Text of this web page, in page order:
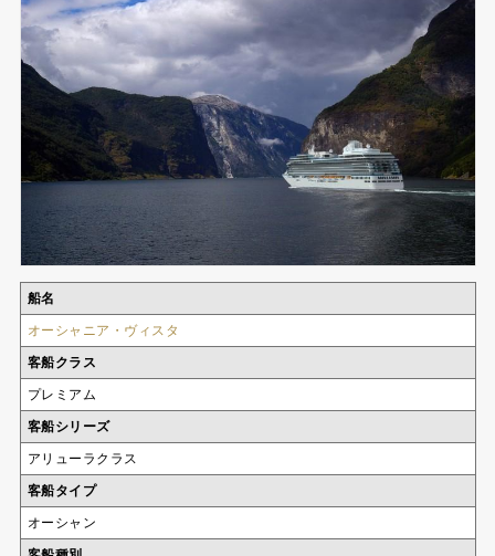
船名
オーシャニア・ヴィスタ
客船クラス
プレミアム
客船シリーズ
アリューラクラス
客船タイプ
オーシャン